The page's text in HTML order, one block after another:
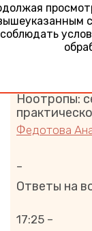
–
Ответы на
Ноотропы:
Федотова
–
Ответы на
17:25 –
соблюдать